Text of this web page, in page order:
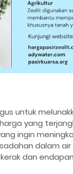
untuk
yang
ingin
dalam
dan